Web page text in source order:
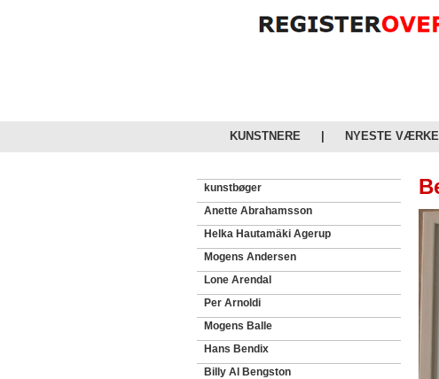
KUNSTNERE NYESTE
kunstbøger
Anette Abrahamsson
Helka Hautamäki Agerup
Mogens Andersen
Lone Arendal
Per Arnoldi
Mogens Balle
Hans Bendix
Billy Al Bengston